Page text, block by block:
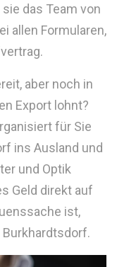
das Team von
allen Formularen,
aber noch in
Export lohnt?
für Sie
ins Ausland und
und Optik
Geld direkt auf
ist,